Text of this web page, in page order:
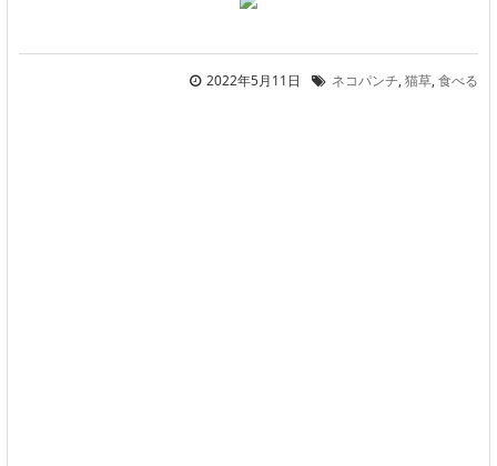
2022年5月11日 ネコパンチ,猫草,食べる